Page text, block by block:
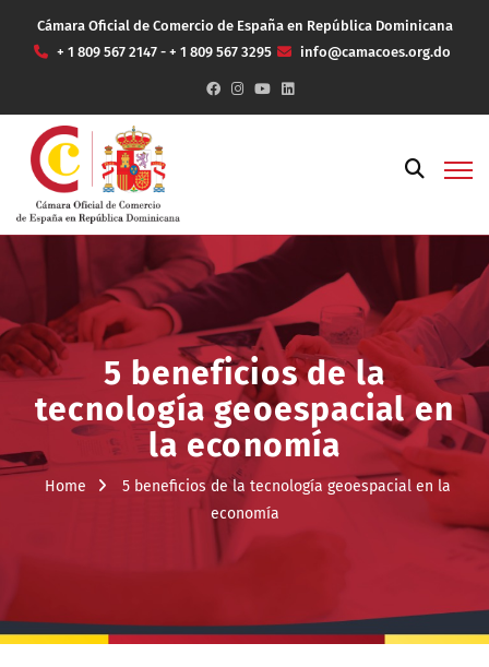
Cámara Oficial de Comercio de España en República Dominicana
+ 1 809 567 2147 - + 1 809 567 3295
info@camacoes.org.do
5 beneficios de la
tecnología geoespacial en
la economía
Home
5 beneficios de la tecnología geoespacial en la
economía